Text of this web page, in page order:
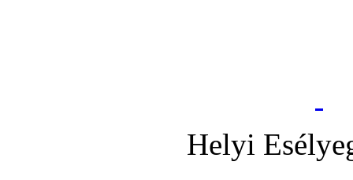
Helyi